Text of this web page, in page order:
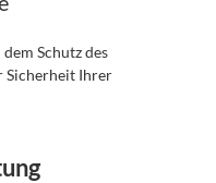
Schutz des
Sicherheit Ihrer